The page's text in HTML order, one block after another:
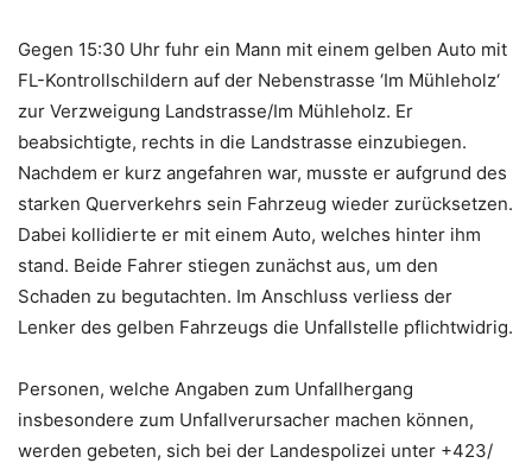
Gegen 15:30 Uhr fuhr ein Mann mit einem gelben Auto mit
FL-Kontrollschildern auf der Nebenstrasse ‘Im Mühleholz‘
zur Verzweigung Landstrasse/Im Mühleholz. Er
beabsichtigte, rechts in die Landstrasse einzubiegen.
Nachdem er kurz angefahren war, musste er aufgrund des
starken Querverkehrs sein Fahrzeug wieder zurücksetzen.
Dabei kollidierte er mit einem Auto, welches hinter ihm
stand. Beide Fahrer stiegen zunächst aus, um den
Schaden zu begutachten. Im Anschluss verliess der
Lenker des gelben Fahrzeugs die Unfallstelle pflichtwidrig.
Personen, welche Angaben zum Unfallhergang
insbesondere zum Unfallverursacher machen können,
werden gebeten, sich bei der Landespolizei unter +423/